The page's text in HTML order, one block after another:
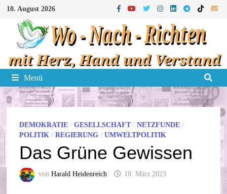
Zum
Inhalt
springen
10. August 2026
Menü
DEMOKRATIE /GESELLSCHAFT/NETZFUNDE /
POLITIK /REGIERUNG /UMWELTPOLITIK
Das Grüne Gewissen
vonHarald Heidenreich 18. März 2023